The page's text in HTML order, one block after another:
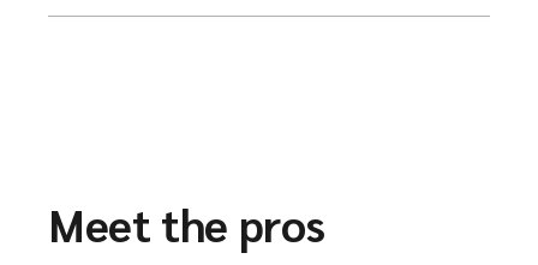
Meet the pros